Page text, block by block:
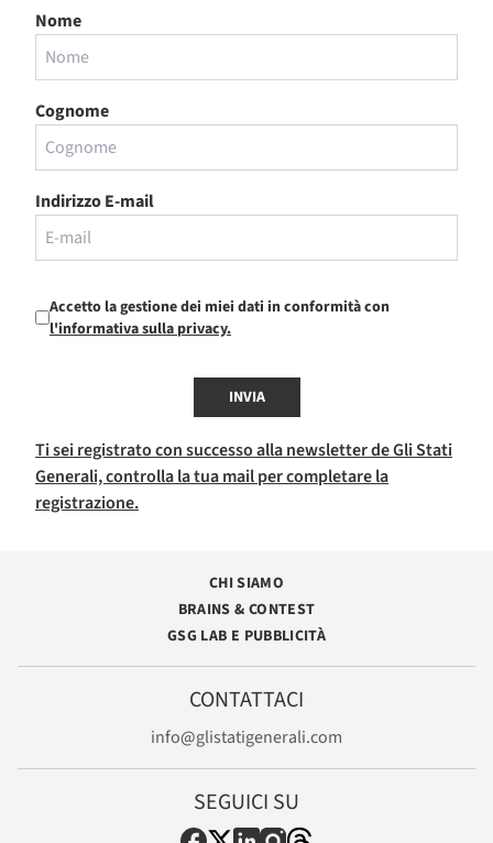
Nome
Cognome
Indirizzo E-mail
Accetto la gestione dei miei dati in conformità con
l'informativa sulla privacy.
INVIA
Ti sei registrato con successo alla newsletter de Gli Stati
Generali, controlla la tua mail per completare la
registrazione.
CHI SIAMO
BRAINS & CONTEST
GSG LAB E PUBBLICITÀ
CONTATTACI
info@glistatigenerali.com
SEGUICI SU